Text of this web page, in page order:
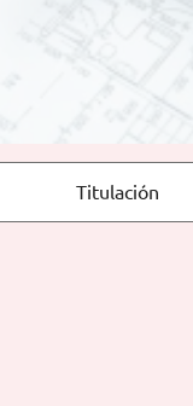
Titulación